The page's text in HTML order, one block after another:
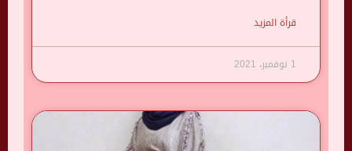
قرأة المزيد
1 نوفمبر، 2021